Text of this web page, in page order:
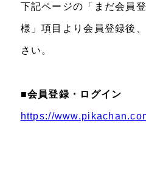
下記ページの「まだ会員
様」項目より会員登録後
さい。
■会員登録・ログイン
https://